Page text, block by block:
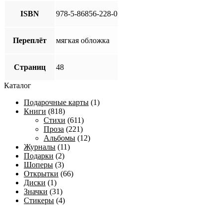
ISBN 978-5-86856-228-0
Переплёт мягкая обложка
Страниц 48
Каталог
Подарочные карты (1)
Книги (818)
Стихи (611)
Проза (221)
Альбомы (12)
Журналы (11)
Подарки (2)
Шоперы (3)
Открытки (66)
Диски (1)
Значки (31)
Стикеры (4)